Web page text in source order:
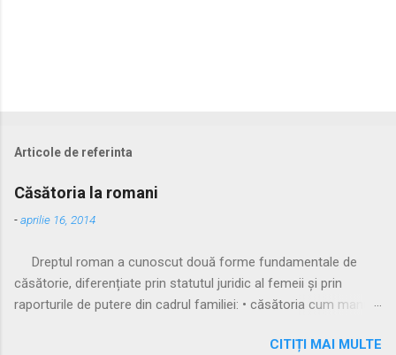
Articole de referinta
Căsătoria la romani
-aprilie 16, 2014
Dreptul roman a cunoscut două forme fundamentale de
căsătorie, diferențiate prin statutul juridic al femeii și prin
raporturile de putere din cadrul familiei: • căsătoria cum manus
și practicată a fost căsătoria cu manus, prin care femeia
CITIȚI MAI MULTE